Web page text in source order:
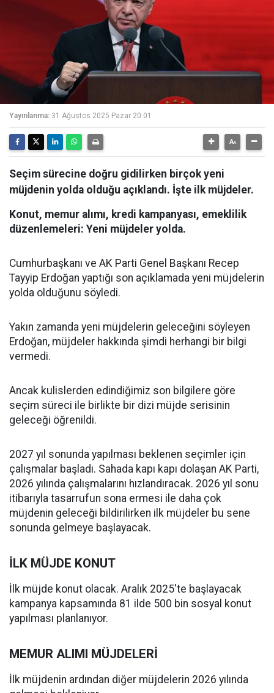
Yayınlanma: 31 Ağustos 2025 Pazar 20:01
Seçim sürecine doğru gidilirken birçok yeni
müjdenin yolda olduğu açıklandı. İşte ilk müjdeler.
Konut, memur alımı, kredi kampanyası, emeklilik
düzenlemeleri: Yeni müjdeler yolda.
Cumhurbaşkanı ve AK Parti Genel Başkanı Recep
Tayyip Erdoğan yaptığı son açıklamada yeni müjdelerin
yolda olduğunu söyledi.
Yakın zamanda yeni müjdelerin geleceğini söyleyen
Erdoğan, müjdeler hakkında şimdi herhangi bir bilgi
vermedi.
Ancak kulislerden edindiğimiz son bilgilere göre
seçim süreci ile birlikte bir dizi müjde serisinin
geleceği öğrenildi.
2027 yıl sonunda yapılması beklenen seçimler için
çalışmalar başladı. Sahada kapı kapı dolaşan AK Parti,
2026 yılında çalışmalarını hızlandıracak. 2026 yıl sonu
itibarıyla tasarrufun sona ermesi ile daha çok
müjdenin geleceği bildirilirken ilk müjdeler bu sene
sonunda gelmeye başlayacak.
İLK MÜJDE KONUT
İlk müjde konut olacak. Aralık 2025'te başlayacak
kampanya kapsamında 81 ilde 500 bin sosyal konut
yapılması planlanıyor.
MEMUR ALIMI MÜJDELERİ
İlk müjdenin ardından diğer müjdelerin 2026 yılında